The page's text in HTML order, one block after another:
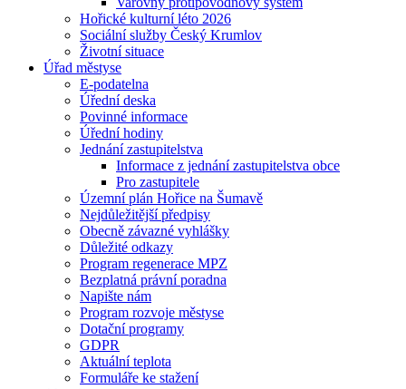
Hořické kulturní léto 2026
Sociální služby Český Krumlov
Životní situace
Úřad městyse
E-podatelna
Úřední deska
Povinné informace
Úřední hodiny
Jednání zastupitelstva
Informace z jednání zastupitelstva obce
Pro zastupitele
Územní plán Hořice na Šumavě
Nejdůležitější předpisy
Obecně závazné vyhlášky
Důležité odkazy
Program regenerace MPZ
Bezplatná právní poradna
Napište nám
Program rozvoje městyse
Dotační programy
GDPR
Aktuální teplota
Formuláře ke stažení